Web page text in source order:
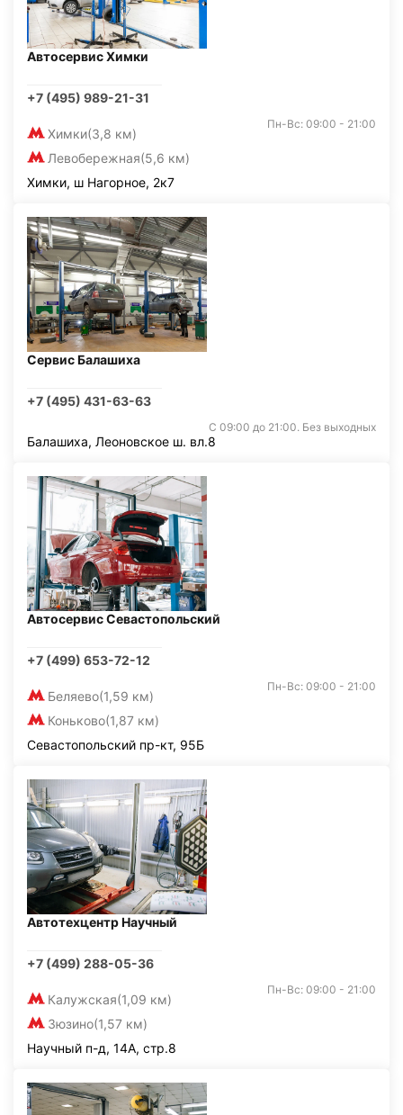
Автосервис Химки
+7 (495) 989-21-31
Химки(3,8 км)
Левобережная(5,6 км)
Пн-Вс: 09:00 - 21:00
Химки, ш Нагорное, 2к7
Сервис Балашиха
+7 (495) 431-63-63
С 09:00 до 21:00. Без выходных
Балашиха, Леоновское ш. вл.8
Автосервис Севастопольский
+7 (499) 653-72-12
Беляево(1,59 км)
Коньково(1,87 км)
Пн-Вс: 09:00 - 21:00
Севастопольский пр-кт, 95Б
Автотехцентр Научный
+7 (499) 288-05-36
Калужская(1,09 км)
Зюзино(1,57 км)
Пн-Вс: 09:00 - 21:00
Научный п-д, 14А, стр.8